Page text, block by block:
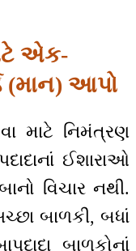
એક-
(માન) આપો
માટે નિમંત્રણ
ઈશારાઓ
વિચાર નથી.
બાળકી, બધાં
બાળકોનાં